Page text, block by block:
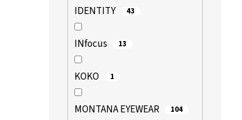
IDENTITY 43
INfocus 13
KOKO 1
MONTANA EYEWEAR 104